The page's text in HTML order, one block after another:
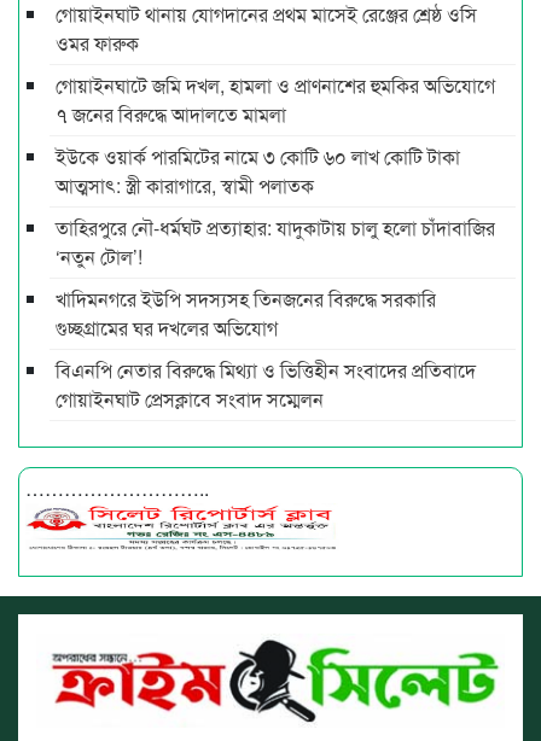
গোয়াইনঘাট থানায় যোগদানের প্রথম মাসেই রেঞ্জের শ্রেষ্ঠ ওসি
ওমর ফারুক
গোয়াইনঘাটে জমি দখল, হামলা ও প্রাণনাশের হুমকির অভিযোগে
৭ জনের বিরুদ্ধে আদালতে মামলা
ইউকে ওয়ার্ক পারমিটের নামে ৩ কোটি ৬০ লাখ কোটি টাকা
আত্মসাৎ: স্ত্রী কারাগারে, স্বামী পলাতক
তাহিরপুরে নৌ-ধর্মঘট প্রত্যাহার: যাদুকাটায় চালু হলো চাঁদাবাজির
‘নতুন টোল’!
খাদিমনগরে ইউপি সদস্যসহ তিনজনের বিরুদ্ধে সরকারি
গুচ্ছগ্রামের ঘর দখলের অভিযোগ
বিএনপি নেতার বিরুদ্ধে মিথ্যা ও ভিত্তিহীন সংবাদের প্রতিবাদে
গোয়াইনঘাট প্রেসক্লাবে সংবাদ সম্মেলন
………………………..